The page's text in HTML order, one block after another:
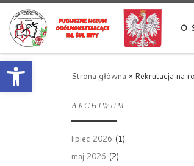
Otwórz pasek
Przejdź do treści
O
Strona główna » Rekrutacja na
ARCHIWUM
lipiec 2026 (1)
maj 2026 (2)